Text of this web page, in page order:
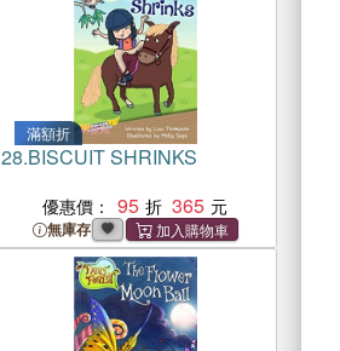
滿額折
28.BISCUIT SHRINKS
優惠價： 95 365
無庫存